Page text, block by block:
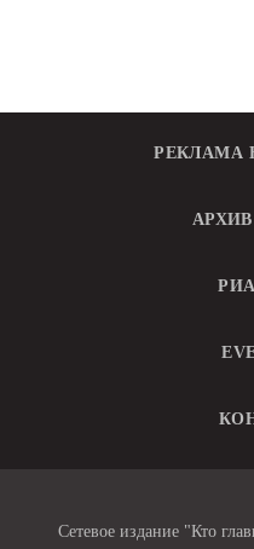
РЕКЛАМА
Сетевое издание "Кто